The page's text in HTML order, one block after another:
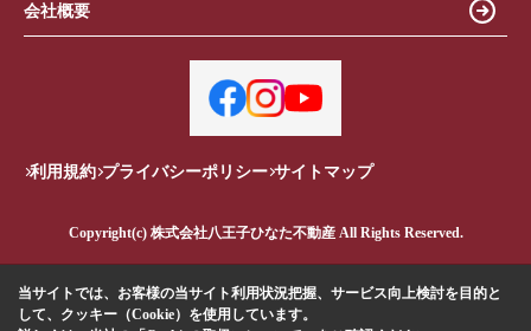
会社概要
利用規約 プライバシーポリシー サイトマップ
Copyright(c) 株式会社八王子ひなた不動産 All Rights Reserved.
当サイトでは、お客様の当サイト利用状況把握、サービス向上検討を目的と
して、クッキー（Cookie）を使用しています。